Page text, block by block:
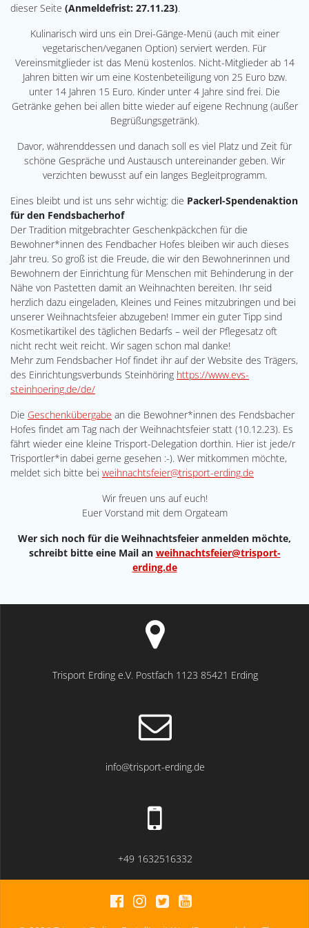
dieser Seite (Anmeldefrist: 27.11.23).
Kulinarisch wird uns ein Drei-Gänge-Menü (auch mit einer
vegetarischen/veganen Option) serviert werden. Für
Vereinsmitglieder ist das Menü kostenlos. Nicht-Mitglieder ab 14
Jahren bitten wir um eine Kostenbeteiligung von 25 Euro bzw.
unter 14 Jahren 15 Euro. Kinder unter 4 Jahre sind frei. Die
Getränke gehen bei allen bitte wieder auf eigene Rechnung (außer
Begrüßungsgetränk).
Davor, währenddessen und danach soll es viel Platz und Zeit für
schöne Gespräche und Austausch untereinander geben. Wir
verzichten bewusst auf ein langes Begleitprogramm.
Eines bleibt und ist uns sehr wichtig: die Packerl-Spendenaktion
für den Fendsbacherhof
Der Tradition mitgebrachter Geschenkpäckchen für die
Bewohner*innen des Fendbacher Hofes bleiben wir auch dieses
Jahr treu. So groß ist die Freude, die wir den Bewohnerinnen und
Bewohnern der Einrichtung für Menschen mit Behinderung in der
Nähe von Pastetten damit an Weihnachten bereiten. Ihr seid
herzlich dazu eingeladen, Kleines und Feines mitzubringen und bei
unserer Weihnachtsfeier abzugeben! Immer ein guter Tipp sind
Kosmetikartikel des täglichen Bedarfs – weil der Pflegesatz oft
nicht recht weit reicht. Wir sagen schon mal danke!
Mehr zum Fendsbacher Hof findet ihr auf der Website des Trägers,
des Einrichtungsverbunds Steinhöring https://www.evs-
steinhoering.de/de/
Die Geschenkübergabe an die Bewohner*innen des Fendsbacher
Hofes findet am Tag nach der Weihnachtsfeier statt (10.12.23). Es
fährt wieder eine kleine Trisport-Delegation dorthin. Hier ist jede/r
Trisportler*in dabei gerne gesehen :-). Wer mitkommen möchte,
meldet sich bitte bei weihnachtsfeier@trisport-erding.de
Wir freuen uns auf euch!
Euer Vorstand mit dem Orgateam
Wer sich noch für die Weihnachtsfeier anmelden möchte,
schreibt bitte eine Mail an weihnachtsfeier@trisport-
erding.de
Trisport Erding e.V. Postfach 1123 85421 Erding
info@trisport-erding.de
+49 1632516332